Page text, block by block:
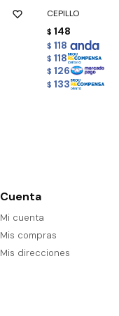
CEPILLO
$ 148
$ 118
$ 118
$ 126
$ 133
Cuenta
Mi cuenta
Mis compras
Mis direcciones